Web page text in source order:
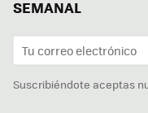
SEMANAL
Suscribiéndote aceptas